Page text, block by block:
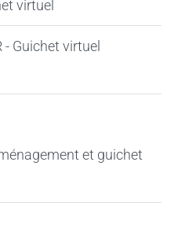
virtuel
- Guichet virtuel
et guichet